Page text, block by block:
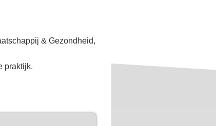
& Gezondheid,
praktijk.